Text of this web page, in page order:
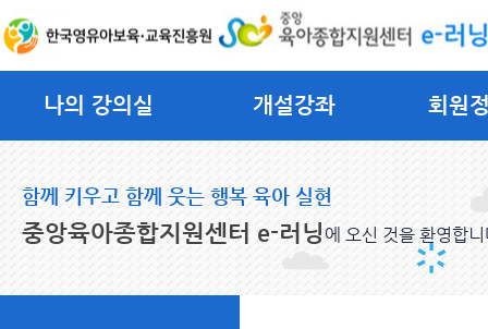
나의 강의실 개설강좌 회원
함께 키우고 함께 웃는 행복 육아 실현
중앙육아종합지원센터 e-러닝에 오신 것을 환영합